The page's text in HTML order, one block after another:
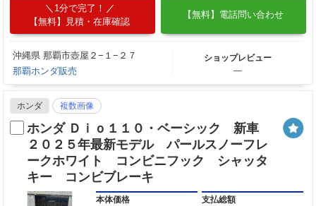
1分で完了！
【無料】見積・在庫確認
【無料】電話問い合わせ
沖縄県 那覇市壺屋２−１−２７
那覇ホンダ販売
ショップレビュー
―
ホンダ 複数画像
ホンダ Ｄｉｏ１１０・ベーシック 新車
２０２５年最新モデル パールスノーフレ
ークホワイト コンビニフック シャッタ
キー コンビブレーキ
本体価格 支払総額